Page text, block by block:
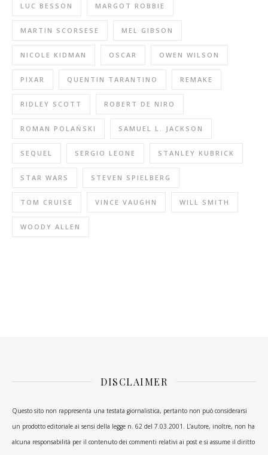
LUC BESSON MARGOT ROBBIE
MARTIN SCORSESE MEL GIBSON
NICOLE KIDMAN OSCAR OWEN WILSON
PIXAR QUENTIN TARANTINO REMAKE
RIDLEY SCOTT ROBERT DE NIRO
ROMAN POLAŃSKI SAMUEL L. JACKSON
SEQUEL SERGIO LEONE STANLEY KUBRICK
STAR WARS STEVEN SPIELBERG
TOM CRUISE VINCE VAUGHN WILL SMITH
WOODY ALLEN
DISCLAIMER
Questo sito non rappresenta una testata giornalistica, pertanto non può considerarsi
un prodotto editoriale ai sensi della legge n. 62 del 7.03.2001. L’autore, inoltre, non ha
alcuna responsabilità per il contenuto dei commenti relativi ai post e si assume il diritto